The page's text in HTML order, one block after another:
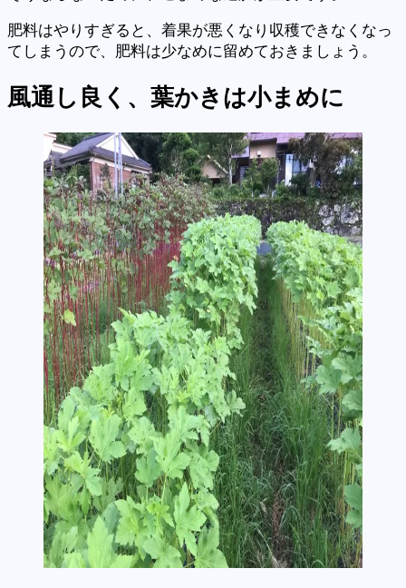
肥料はやりすぎると、着果が悪くなり収穫できなくなっ
てしまうので、肥料は少なめに留めておきましょう。
風通し良く、葉かきは小まめに